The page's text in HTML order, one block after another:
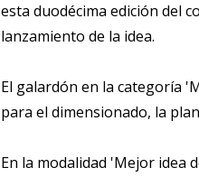
esta duodécima edición del
lanzamiento de la idea.
El galardón en la categoría
para el dimensionado, la
En la modalidad 'Mejor idea